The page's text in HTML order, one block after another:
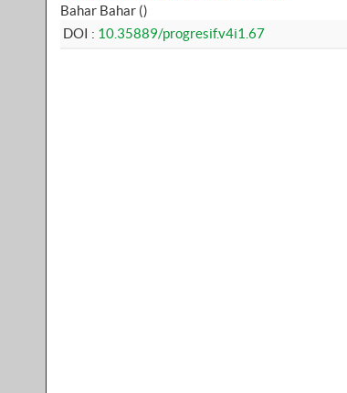
Bahar Bahar ()
DOI : 10.35889/progresif.v4i1.67